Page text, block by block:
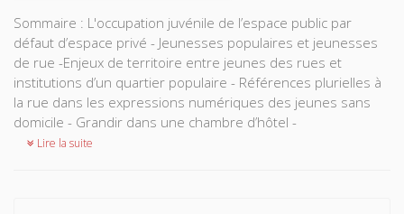
Sommaire : L'occupation juvénile de l’espace public par
défaut d’espace privé - Jeunesses populaires et jeunesses
de rue -Enjeux de territoire entre jeunes des rues et
institutions d’un quartier populaire - Références plurielles à
la rue dans les expressions numériques des jeunes sans
domicile - Grandir dans une chambre d’hôtel -
Lire la suite